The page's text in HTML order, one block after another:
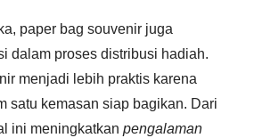
paper bag souvenir juga
dalam proses distribusi hadiah.
menjadi lebih praktis karena
satu kemasan siap bagikan. Dari
ini meningkatkan pengalaman